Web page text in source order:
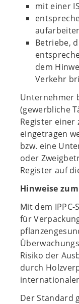
mit einer
Betriebe,
dem
Verkehr
Unternehmer
(gewerbliche
Register einer
eingetragen
bzw. eine
oder
Register auf
Hinweise zum
Mit dem IPPC-
für
Risiko der
durch
Der Standard